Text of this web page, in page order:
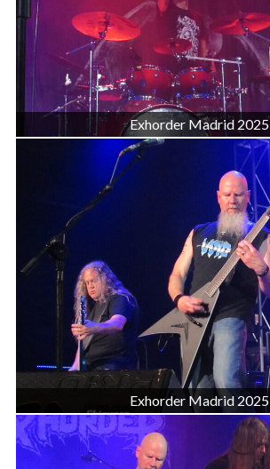
Exhorder Madrid 2025
Exhorder Madrid 2025